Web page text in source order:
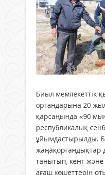
Биыл мемлекеттік
органдарына 20
қарсаңында «90
республикалық
ұйымдастырылды.
жаңақорғандықтар
танытып, кент
ағаш көшеттерін